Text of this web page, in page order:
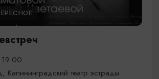
Калининградский театр эстрады